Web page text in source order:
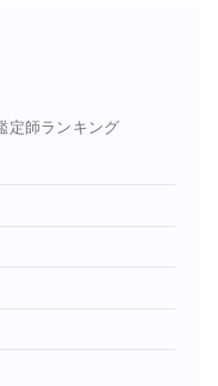
定師ランキング